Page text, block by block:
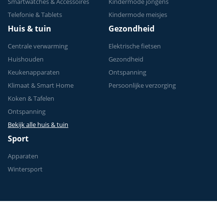
Telefonie & Tablets
Kindermode meisjes
Huis & tuin
Centrale verwarming
Huishouden
Keukenapparaten
Klimaat & Smart Home
Koken & Tafelen
Ontspanning
Bekijk alle huis & tuin
Gezondheid
Elektrische fietsen
Gezondheid
Ontspanning
Persoonlijke verzorging
Sport
Apparaten
Wintersport